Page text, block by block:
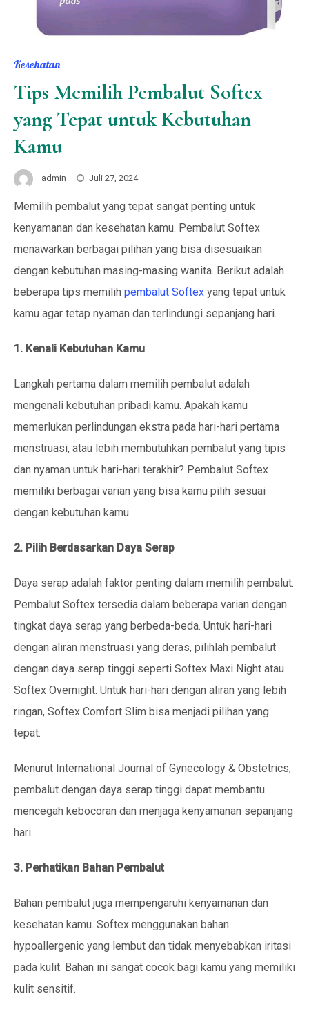
Kesehatan
Tips Memilih Pembalut Softex
yang Tepat untuk Kebutuhan
Kamu
admin Juli 27, 2024
Memilih pembalut yang tepat sangat penting untuk
kenyamanan dan kesehatan kamu. Pembalut Softex
menawarkan berbagai pilihan yang bisa disesuaikan
dengan kebutuhan masing-masing wanita. Berikut adalah
beberapa tips memilih pembalut Softex yang tepat untuk
kamu agar tetap nyaman dan terlindungi sepanjang hari.
1. Kenali Kebutuhan Kamu
Langkah pertama dalam memilih pembalut adalah
mengenali kebutuhan pribadi kamu. Apakah kamu
memerlukan perlindungan ekstra pada hari-hari pertama
menstruasi, atau lebih membutuhkan pembalut yang tipis
dan nyaman untuk hari-hari terakhir? Pembalut Softex
memiliki berbagai varian yang bisa kamu pilih sesuai
dengan kebutuhan kamu.
2. Pilih Berdasarkan Daya Serap
Daya serap adalah faktor penting dalam memilih pembalut.
Pembalut Softex tersedia dalam beberapa varian dengan
tingkat daya serap yang berbeda-beda. Untuk hari-hari
dengan aliran menstruasi yang deras, pilihlah pembalut
dengan daya serap tinggi seperti Softex Maxi Night atau
Softex Overnight. Untuk hari-hari dengan aliran yang lebih
ringan, Softex Comfort Slim bisa menjadi pilihan yang
tepat.
Menurut International Journal of Gynecology & Obstetrics,
pembalut dengan daya serap tinggi dapat membantu
mencegah kebocoran dan menjaga kenyamanan sepanjang
hari.
3. Perhatikan Bahan Pembalut
Bahan pembalut juga mempengaruhi kenyamanan dan
kesehatan kamu. Softex menggunakan bahan
hypoallergenic yang lembut dan tidak menyebabkan iritasi
pada kulit. Bahan ini sangat cocok bagi kamu yang memiliki
kulit sensitif.